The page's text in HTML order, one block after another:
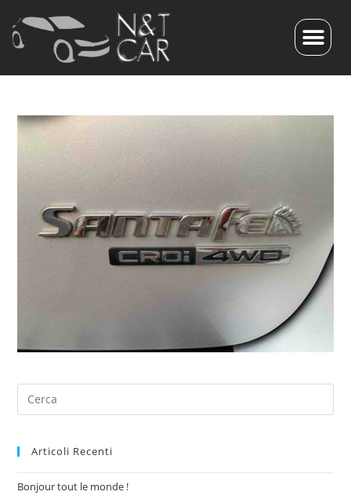
Articoli Recenti
Bonjour tout le monde !